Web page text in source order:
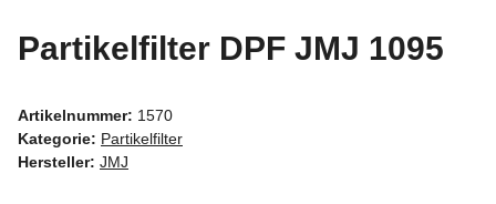
Partikelfilter DPF JMJ 1095
Artikelnummer: 1570
Kategorie: Partikelfilter
Hersteller: JMJ